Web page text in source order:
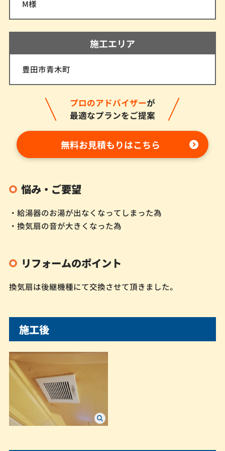
M様
施工エリア
豊田市青木町
プロのアドバイザーが
最適なプランをご提案
無料お見積もりはこちら
悩み・ご要望
・給湯器のお湯が出なくなってしまった為
・換気扇の音が大きくなった為
リフォームのポイント
換気扇は後継機種にて交換させて頂きました。
施工後